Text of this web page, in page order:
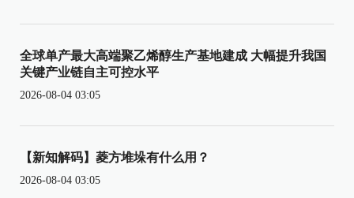
全球单产最大高端聚乙烯醇生产基地建成 大幅提升我国
关键产业链自主可控水平
2026-08-04 03:05
【新知解码】菱方堆垛有什么用？
2026-08-04 03:05